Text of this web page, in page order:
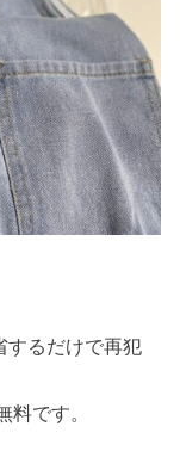
するだけで再犯
です。